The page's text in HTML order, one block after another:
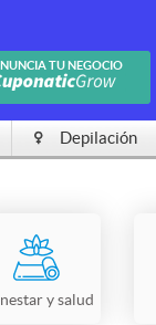
TU NEGOCIO
Depilación
y salud